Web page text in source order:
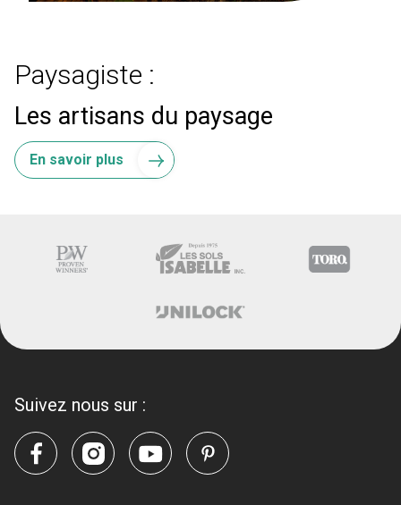
Paysagiste :
Les artisans du paysage
En savoir plus
Suivez nous sur :